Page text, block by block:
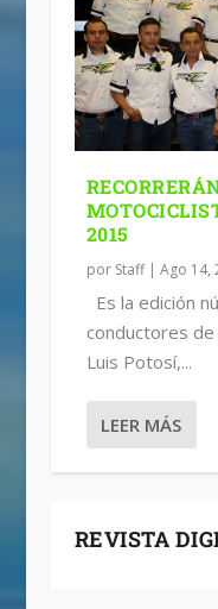
2015
por Staff| Ago 14,
Es la edición
conductores de
Luis Potosí,...
LEER MÁS
REVISTA